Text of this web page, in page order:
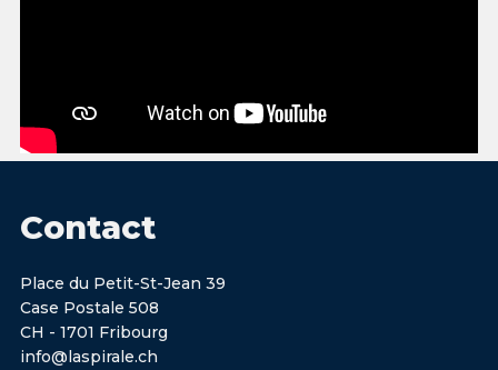
Contact
Place du Petit-St-Jean 39
Case Postale 508
CH - 1701 Fribourg
info@laspirale.ch